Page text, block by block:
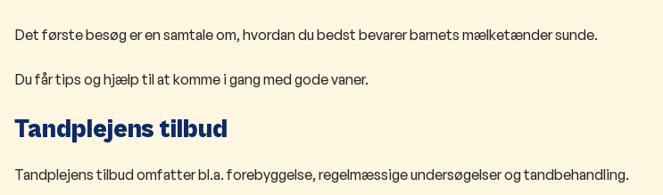
Det første besøg er en samtale om, hvordan du bedst bevarer barnets mælketænder sunde.
Du får tips og hjælp til at komme i gang med gode vaner.
Tandplejens tilbud
Tandplejens tilbud omfatter bl.a. forebyggelse, regelmæssige undersøgelser og tandbehandling.